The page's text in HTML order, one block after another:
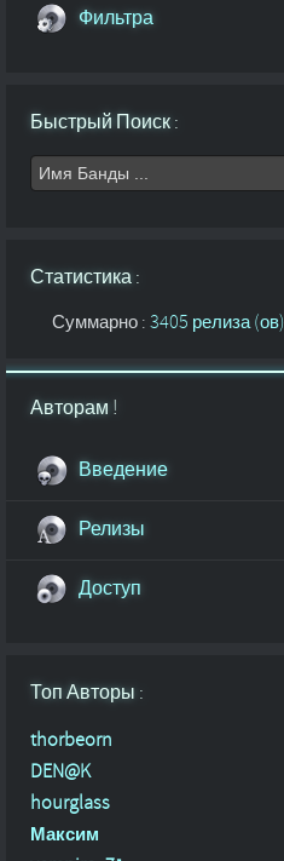
Фильтра
Быстрый Поиск :
Статистика :
Суммарно : 3405 релиза (ов)
Авторам !
Введение
Релизы
Доступ
Топ Авторы :
thorbeorn
DEN@K
hourglass
Максим